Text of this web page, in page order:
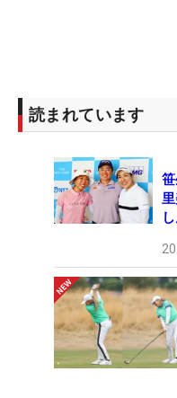
読まれています